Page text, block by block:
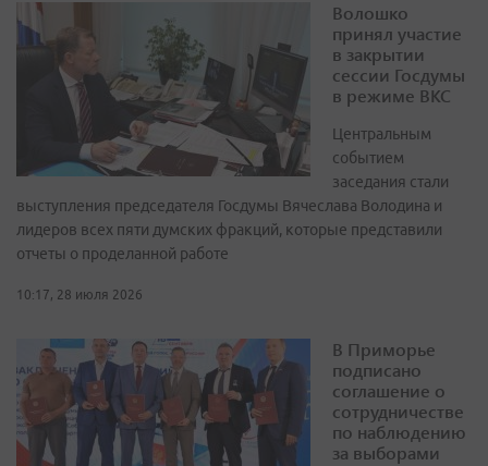
Волошко
принял участие
в закрытии
сессии Госдумы
в режиме ВКС
Центральным
событием
заседания стали
выступления председателя Госдумы Вячеслава Володина и
лидеров всех пяти думских фракций, которые представили
отчеты о проделанной работе
10:17, 28 июля 2026
В Приморье
подписано
соглашение о
сотрудничестве
по наблюдению
за выборами